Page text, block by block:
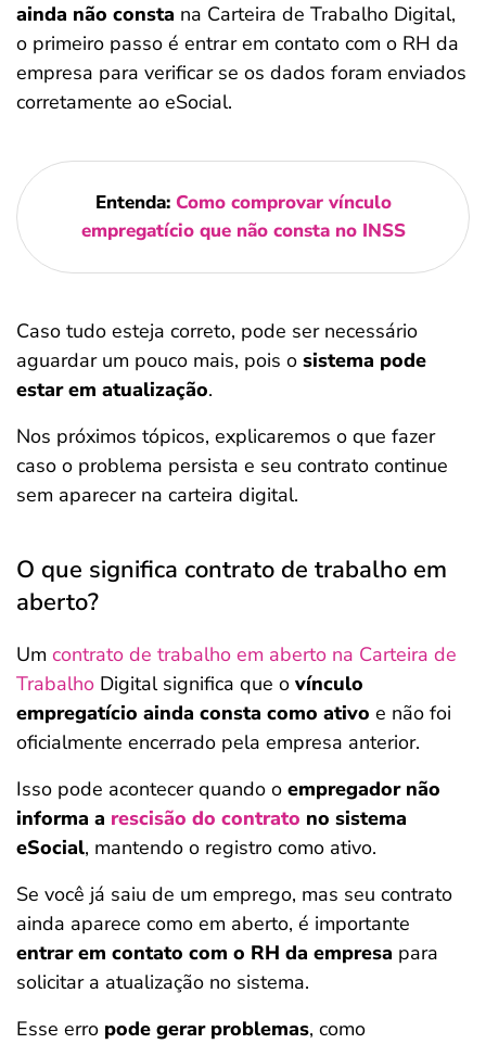
ainda não consta na Carteira de Trabalho Digital,
o primeiro passo é entrar em contato com o RH da
empresa para verificar se os dados foram enviados
corretamente ao eSocial.
Entenda: Como comprovar vínculo
empregatício que não consta no INSS
Caso tudo esteja correto, pode ser necessário
aguardar um pouco mais, pois o sistema pode
estar em atualização.
Nos próximos tópicos, explicaremos o que fazer
caso o problema persista e seu contrato continue
sem aparecer na carteira digital.
O que significa contrato de trabalho em
aberto?
Um contrato de trabalho em aberto na Carteira de
Trabalho Digital significa que o vínculo
empregatício ainda consta como ativo e não foi
oficialmente encerrado pela empresa anterior.
Isso pode acontecer quando o empregador não
informa a rescisão do contrato no sistema
eSocial, mantendo o registro como ativo.
Se você já saiu de um emprego, mas seu contrato
ainda aparece como em aberto, é importante
entrar em contato com o RH da empresa para
solicitar a atualização no sistema.
Esse erro pode gerar problemas, como